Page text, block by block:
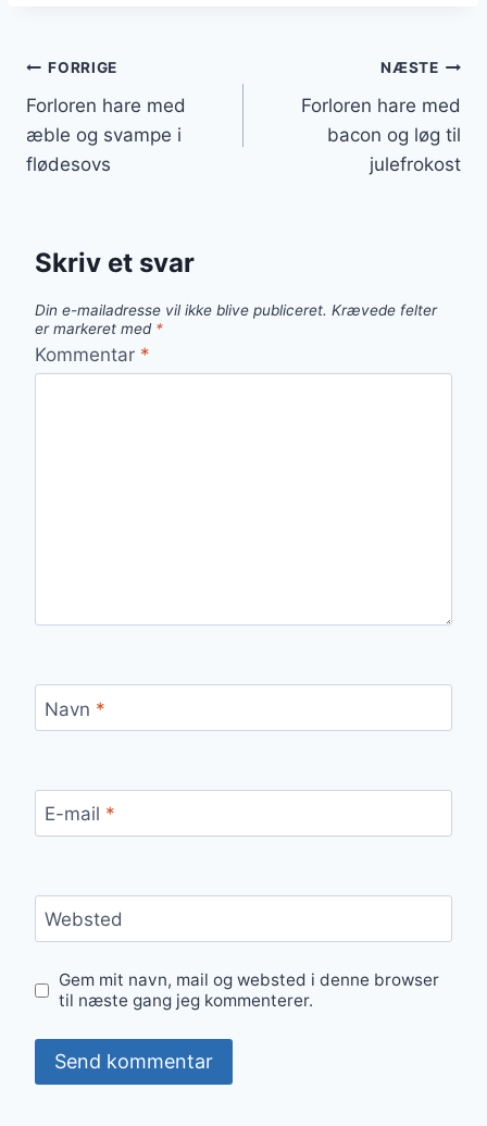
Indlægsnavigation
FORRIGE
Forloren hare med
æble og svampe i
flødesovs
NÆSTE
Forloren hare med
bacon og løg til
julefrokost
Skriv et svar
Din e-mailadresse vil ikke blive publiceret. Krævede felter
er markeret med *
Kommentar *
Navn *
E-mail *
Websted
Gem mit navn, mail og websted i denne browser
til næste gang jeg kommenterer.